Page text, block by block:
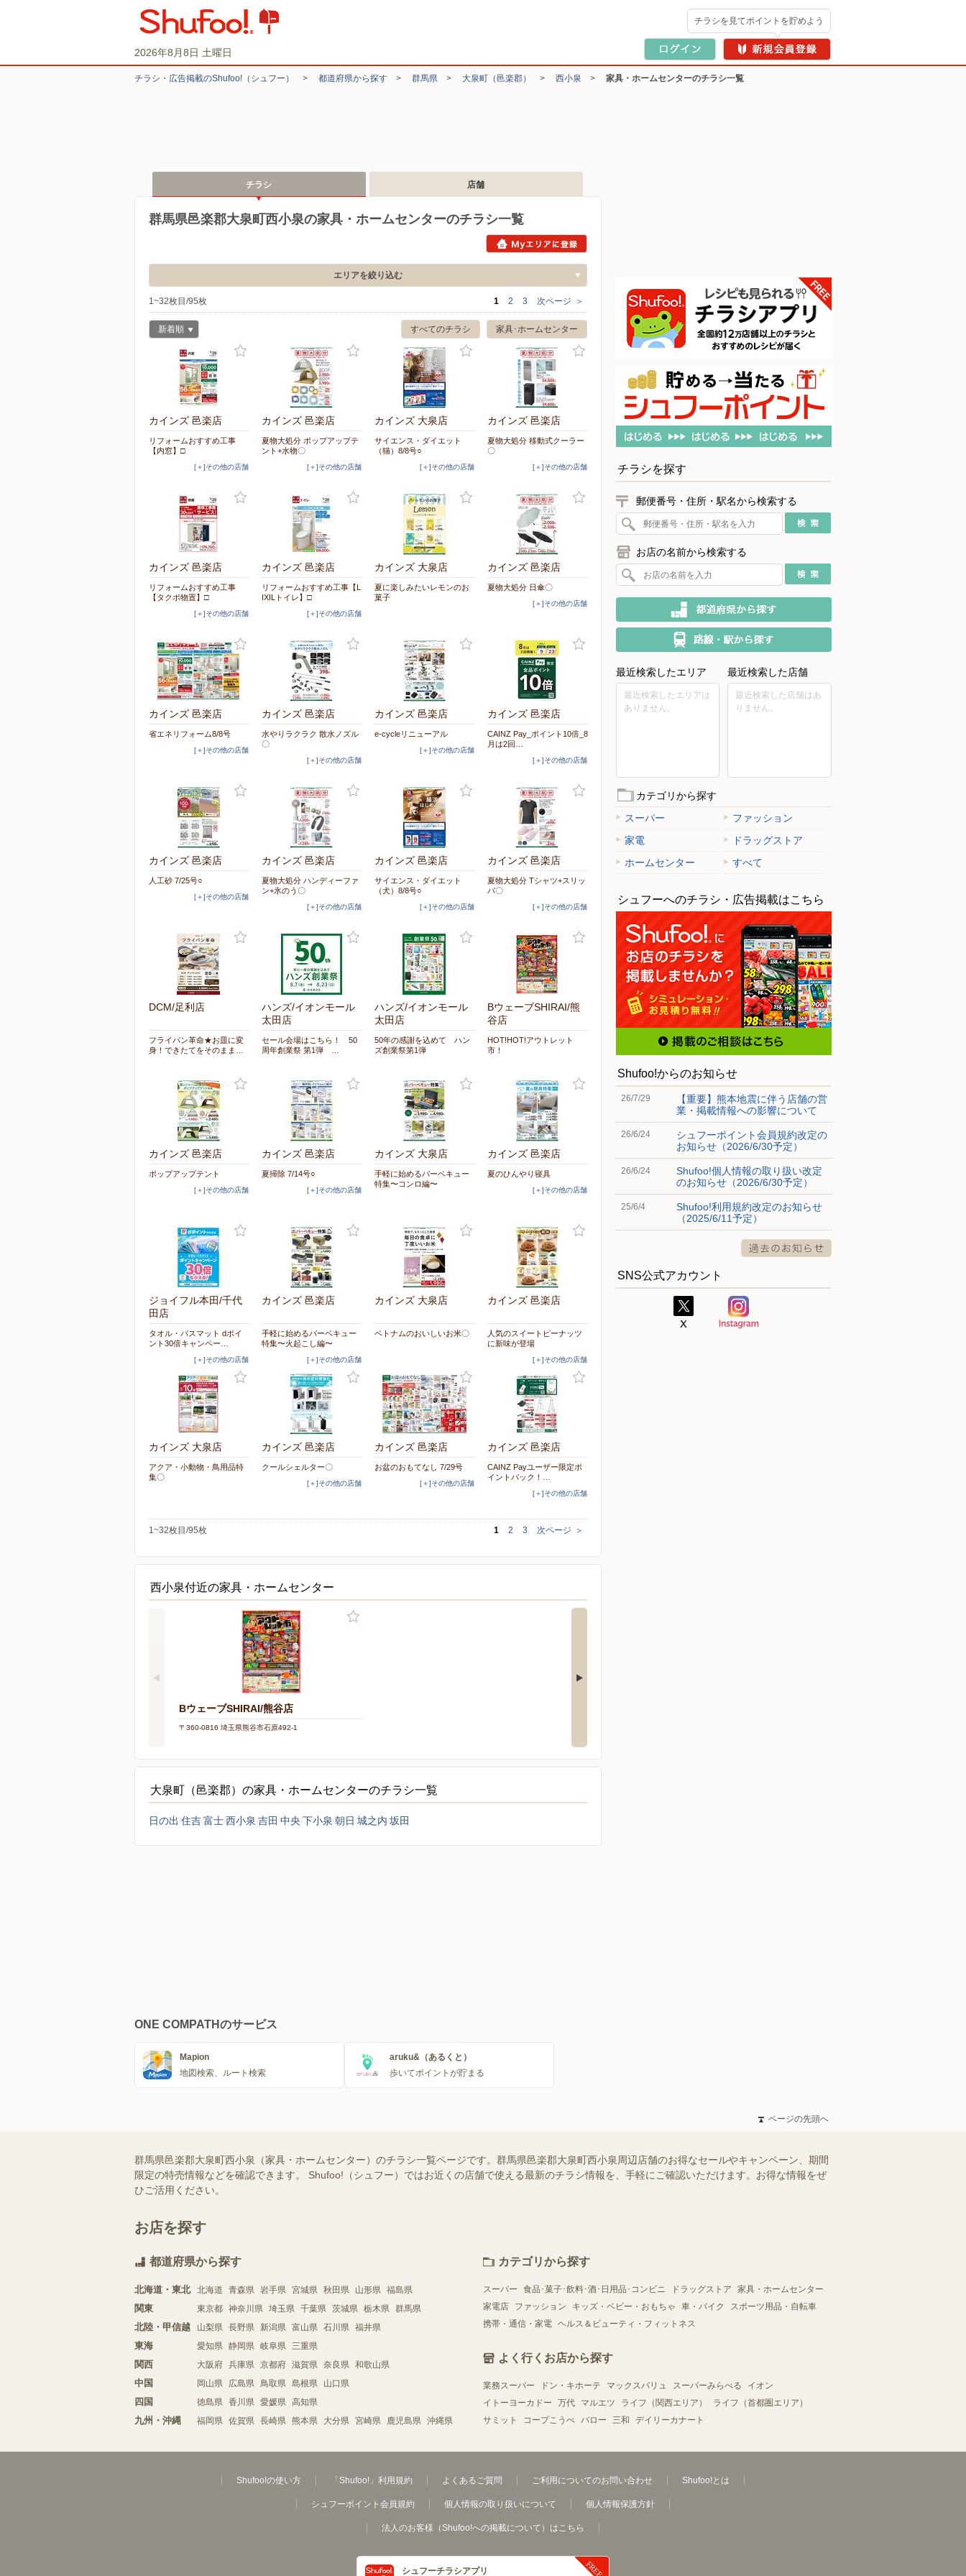
2026年8月8日 土曜日
チラシを見てポイントを貯めよう
チラシ・​広告掲載の​Shufoo!​（シュフー） > 都道府県から探す > 群馬県 > 大泉町（邑楽郡） > 西小泉 > 家具・ホームセンターのチラシ一覧
チラシ 店舗
群馬県邑楽郡大泉町西小泉の家具・ホームセンターのチラシ一覧
エリアを絞り込む
1~32枚目/95枚 1 2 3 次ページ ＞
家具･ホームセンター
すべてのチラシ
新着順
カインズ 邑楽店
リフォームおすすめ工事
【内窓】□
[＋]その他の店舗
カインズ 邑楽店
夏物大処分 ポップアップテ
ント+水物〇
[＋]その他の店舗
カインズ 大泉店
サイエンス・ダイエット
（猫）8/8号○
[＋]その他の店舗
カインズ 邑楽店
夏物大処分 移動式クーラー
〇
[＋]その他の店舗
カインズ 邑楽店
リフォームおすすめ工事
【タクボ物置】□
[＋]その他の店舗
カインズ 邑楽店
リフォームおすすめ工事【L
IXILトイレ】□
[＋]その他の店舗
カインズ 大泉店
夏に楽しみたいレモンのお
菓子
カインズ 邑楽店
夏物大処分 日傘〇
[＋]その他の店舗
カインズ 邑楽店
省エネリフォーム8/8号
[＋]その他の店舗
カインズ 邑楽店
水やりラクラク 散水ノズル
〇
[＋]その他の店舗
カインズ 邑楽店
e-cycleリニューアル
[＋]その他の店舗
カインズ 邑楽店
CAINZ Pay_ポイント10倍_8
月は2回…
[＋]その他の店舗
カインズ 邑楽店
人工砂 7/25号○
[＋]その他の店舗
カインズ 邑楽店
夏物大処分 ハンディーファ
ン+氷のう〇
[＋]その他の店舗
カインズ 邑楽店
サイエンス・ダイエット
（犬）8/8号○
[＋]その他の店舗
カインズ 邑楽店
夏物大処分 Tシャツ+スリッ
パ〇
[＋]その他の店舗
DCM/足利店
フライパン革命★お皿に変
身！できたてをそのまま…
ハンズ/イオンモール
太田店
セール会場はこちら！ 50
周年創業祭 第1弾 …
ハンズ/イオンモール
太田店
50年の感謝を込めて ハン
ズ創業祭第1弾
BウェーブSHIRAI/熊
谷店
HOT!HOT!アウトレット
市！
カインズ 邑楽店
ポップアップテント
[＋]その他の店舗
カインズ 邑楽店
夏掃除 7/14号○
[＋]その他の店舗
カインズ 大泉店
手軽に始めるバーベキュー
特集〜コンロ編〜
カインズ 邑楽店
夏のひんやり寝具
[＋]その他の店舗
ジョイフル本田/千代
田店
タオル・バスマット dポイ
ント30倍キャンペー…
[＋]その他の店舗
カインズ 邑楽店
手軽に始めるバーベキュー
特集〜火起こし編〜
[＋]その他の店舗
カインズ 大泉店
ベトナムのおいしいお米〇
カインズ 邑楽店
人気のスイートピーナッツ
に新味が登場
[＋]その他の店舗
カインズ 大泉店
アクア・小動物・鳥用品特
集〇
カインズ 邑楽店
クールシェルター〇
[＋]その他の店舗
カインズ 邑楽店
お盆のおもてなし 7/29号
[＋]その他の店舗
カインズ 邑楽店
CAINZ Payユーザー限定ポ
イントバック！…
[＋]その他の店舗
1~32枚目/95枚 1 2 3 次ページ ＞
西小泉付近の家具・ホームセンター
BウェーブSHIRAI/熊谷店
〒360-0816 埼玉県熊谷市石原492-1
大泉町（邑楽郡）の家具・ホームセンターのチラシ一覧
日の出 住吉富士西小泉 吉田 中央 下小泉 朝日 城之内 坂田
チラシを探す
郵便番号・住所・駅名から検索する
お店の名前から検索する
最近検索したエリア
最近検索したエリアは
ありません。
最近検索した店舗
最近検索した店舗はあ
りません。
カテゴリから探す
スーパー
ファッション
家電
ドラッグストア
ホームセンター
すべて
シュフーへのチラシ・広告掲載はこちら
Shufoo!からのお知らせ
26/7/29
【重要】熊本地震に伴う店舗の営
業・掲載情報への影響について
26/6/24
シュフーポイント会員規約改定の
お知らせ（2026/6/30予定）
26/6/24
Shufoo!個人情報の取り扱い改定
のお知らせ（2026/6/30予定）
25/6/4
Shufoo!利用規約改定のお知らせ
（2025/6/11予定）
SNS公式アカウント
ONE COMPATHのサービス
Mapion
地図検索、ルート検索
aruku&（あるくと）
歩いてポイントが貯まる
ページの先頭へ
群馬県邑楽郡大泉町西小泉（家具・ホームセンター）のチラシ一覧ページです。群馬県邑楽郡大泉町西小泉周辺店舗のお得なセールやキャンペーン、期間
限定の特売情報などを確認できます。 Shufoo!（シュフー）ではお近くの店舗で使える最新のチラシ情報を、手軽にご確認いただけます。お得な情報をぜ
ひご活用ください。
お店を探す
都道府県から探す
北海道・東北 北海道 青森県 岩手県 宮城県 秋田県 山形県 福島県
関東 東京都 神奈川県 埼玉県 千葉県 茨城県 栃木県 群馬県
北陸・甲信越 山梨県 長野県 新潟県 富山県 石川県 福井県
東海 愛知県 静岡県 岐阜県 三重県
関西 大阪府 兵庫県 京都府 滋賀県 奈良県 和歌山県
中国 岡山県 広島県 鳥取県 島根県 山口県
四国 徳島県 香川県 愛媛県 高知県
九州・沖縄 福岡県 佐賀県 長崎県 熊本県 大分県 宮崎県 鹿児島県 沖縄県
カテゴリから探す
スーパー 食品･菓子･飲料･酒･日用品･コンビニ ドラッグストア
家具・ホームセンター
家電店
ファッション キッズ・ベビー・おもちゃ 車・バイク
スポーツ用品・自転車
携帯・通信・家電 ヘルス＆ビューティ・フィットネス
よく行くお店から探す
業務スーパー ドン・キホーテ マックスバリュ スーパーみらべる
イオン
イトーヨーカドー
万代 マルエツ ライフ（関西エリア）
ライフ（首都圏エリア）
サミット
コープこうべ バロー 三和 デイリーカナート
Shufoo!の使い方 「Shufoo!」利用規約 よくあるご質問 ご利用についてのお問い合わせ Shufoo!とは
シュフーポイント会員規約 個人情報の取り扱いについて 個人情報保護方針
法人のお客様（Shufoo!への掲載について）はこちら
シュフーチラシアプリ